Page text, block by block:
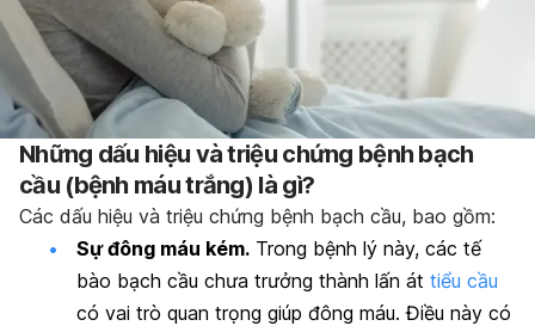
Những dấu hiệu và triệu chứng bệnh bạch
cầu (bệnh máu trắng) là gì?
Các dấu hiệu và triệu chứng bệnh bạch cầu, bao gồm:
Sự đông máu kém. Trong bệnh lý này, các tế
bào bạch cầu chưa trưởng thành lấn át tiểu cầu
có vai trò quan trọng giúp đông máu. Điều này có